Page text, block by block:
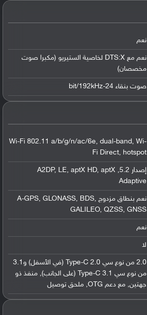
نعم
نعم مع DTS:X لخاصية الستيريو (مكبرا صوت
مخصصان)
صوت بنقاء 24-bit/192kHz
Wi-Fi 802.11 a/b/g/n/ac/6e, dual-band, Wi-
Fi Direct, hotspot
إصدار 5.2, A2DP, LE, aptX HD, aptX
Adaptive
نعم بنطاق مزدوج A-GPS, GLONASS, BDS,
GALILEO, QZSS, GNSS
نعم
لا
2.0 من نوع سي Type-C 2.0 (في الأسفل) و3.1
من نوع سي Type-C 3.1 (على الجانب), منفذ ذو
جهتين, مع دعم OTG, ملحق توصيل